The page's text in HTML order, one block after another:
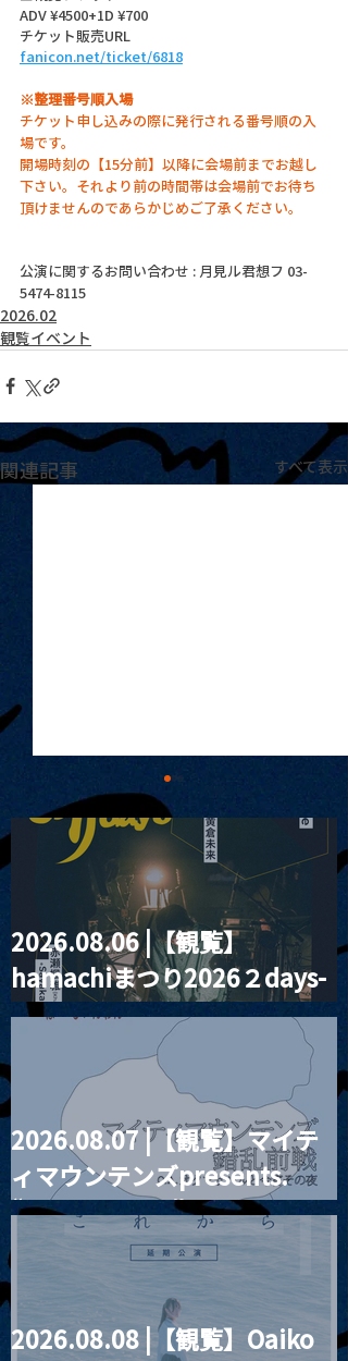
ADV ¥4500+1D ¥700
チケット販売URL
fanicon.net/ticket/6818
※整理番号順入場
チケット申し込みの際に発行される番号順の入
場です。
開場時刻の【15分前】以降に会場前までお越し
下さい。それより前の時間帯は会場前でお待ち
頂けませんのであらかじめご了承ください。
公演に関するお問い合わせ : 月見ル君想フ 03-
5474-8115
2026.02
観覧イベント
関連記事 すべて表示
MoonRomantic
Channel1周年記念Live
2026.08.06 |【観覧】
hamachiまつり2026２days-
月見ル君想フ編②
2026.08.07 |【観覧】マイテ
ィマウンテンズpresents.
“HALL-IN-ONE”
2026.08.08 |【観覧】Oaiko